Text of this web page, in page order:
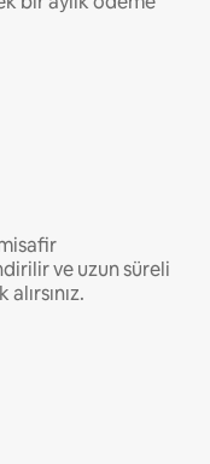
ve uzun süreli